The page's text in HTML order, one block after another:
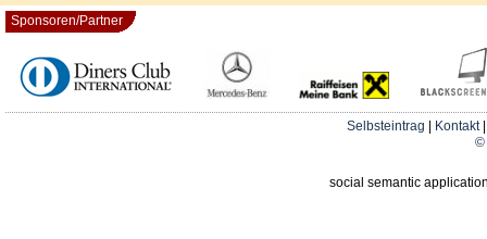
Sponsoren/Partner
Selbsteintrag Kontakt
©
social semantic